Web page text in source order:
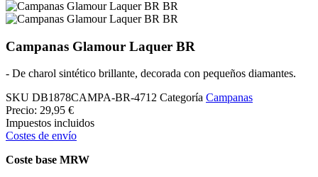
Campanas Glamour Laquer BR
- De charol sintético brillante, decorada con pequeños diamantes.
SKU DB1878CAMPA-BR-4712 Categoría Campanas
Precio: 29,95 €
Impuestos incluidos
Costes de envío
Coste base MRW